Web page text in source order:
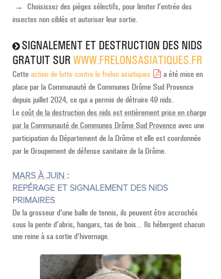
→ Choisissez des pièges sélectifs, pour limiter l’entrée des
insectes non ciblés et autoriser leur sortie.
SIGNALEMENT ET DESTRUCTION DES NIDS
GRATUIT SUR WWW.FRELONSASIATIQUES.FR
Cette action de lutte contre le frelon asiatiques
a été mise en
place par la Communauté de Communes Drôme Sud Provence
depuis juillet 2024, ce qui a permis de détruire 49 nids.
Le coût de la destruction des nids est entièrement prise en charge
par la Communauté de Communes Drôme Sud Provence avec une
participation du Département de la Drôme et elle est coordonnée
par le Groupement de défense sanitaire de la Drôme.
MARS À JUIN :
REPÉRAGE ET SIGNALEMENT DES NIDS
PRIMAIRES
De la grosseur d’une balle de tennis, ils peuvent être accrochés
sous la pente d’abris, hangars, tas de bois… Ils hébergent chacun
une reine à sa sortie d’hivernage.